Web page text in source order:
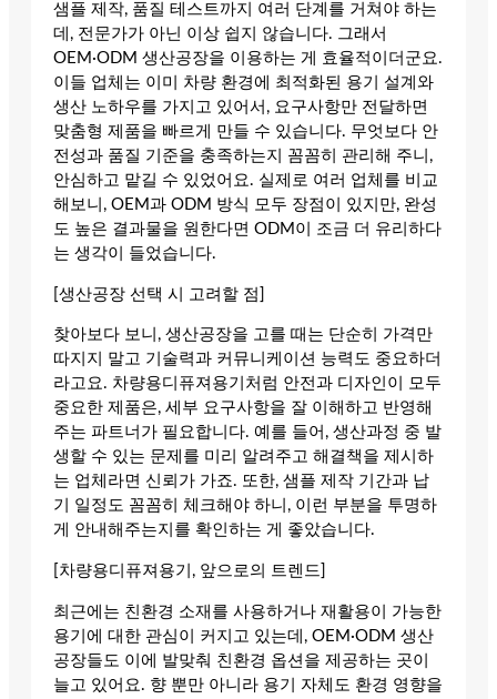
샘플 제작, 품질 테스트까지 여러 단계를 거쳐야 하는
데, 전문가가 아닌 이상 쉽지 않습니다. 그래서
OEM·ODM 생산공장을 이용하는 게 효율적이더군요.
이들 업체는 이미 차량 환경에 최적화된 용기 설계와
생산 노하우를 가지고 있어서, 요구사항만 전달하면
맞춤형 제품을 빠르게 만들 수 있습니다. 무엇보다 안
전성과 품질 기준을 충족하는지 꼼꼼히 관리해 주니,
안심하고 맡길 수 있었어요. 실제로 여러 업체를 비교
해보니, OEM과 ODM 방식 모두 장점이 있지만, 완성
도 높은 결과물을 원한다면 ODM이 조금 더 유리하다
는 생각이 들었습니다.
[생산공장 선택 시 고려할 점]
찾아보다 보니, 생산공장을 고를 때는 단순히 가격만
따지지 말고 기술력과 커뮤니케이션 능력도 중요하더
라고요. 차량용디퓨져용기처럼 안전과 디자인이 모두
중요한 제품은, 세부 요구사항을 잘 이해하고 반영해
주는 파트너가 필요합니다. 예를 들어, 생산과정 중 발
생할 수 있는 문제를 미리 알려주고 해결책을 제시하
는 업체라면 신뢰가 가죠. 또한, 샘플 제작 기간과 납
기 일정도 꼼꼼히 체크해야 하니, 이런 부분을 투명하
게 안내해주는지를 확인하는 게 좋았습니다.
[차량용디퓨져용기, 앞으로의 트렌드]
최근에는 친환경 소재를 사용하거나 재활용이 가능한
용기에 대한 관심이 커지고 있는데, OEM·ODM 생산
공장들도 이에 발맞춰 친환경 옵션을 제공하는 곳이
늘고 있어요. 향 뿐만 아니라 용기 자체도 환경 영향을